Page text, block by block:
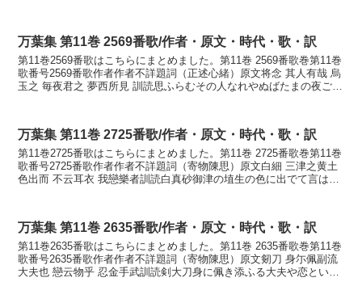
万葉集 第11巻 2569番歌/作者・原文・時代・歌・訳
第11巻2569番歌はこちらにまとめました。第11巻 2569番歌巻第11巻
歌番号2569番歌作者作者不詳題詞（正述心緒）原文将念 其人有哉 烏
玉之 毎夜君之 夢西所見 訓読思ふらむその人なれやぬばたまの夜ごと
万葉集 第11巻 2725番歌/作者・原文・時代・歌・訳
第11巻2725番歌はこちらにまとめました。第11巻 2725番歌巻第11巻
歌番号2725番歌作者作者不詳題詞（寄物陳思）原文白細 三津之黄土
色出而 不云耳衣 我戀樂者訓読白真砂御津の埴生の色に出でて言はな
万葉集 第11巻 2635番歌/作者・原文・時代・歌・訳
第11巻2635番歌はこちらにまとめました。第11巻 2635番歌巻第11巻
歌番号2635番歌作者作者不詳題詞（寄物陳思）原文剱刀 身尓佩副流
大夫也 戀云物乎 忍金手武訓読剣大刀身に佩き添ふる大夫や恋といふ